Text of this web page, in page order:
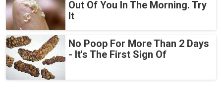
Out Of You In The Morning. Try
It
No Poop For More Than 2 Days
- It's The First Sign Of